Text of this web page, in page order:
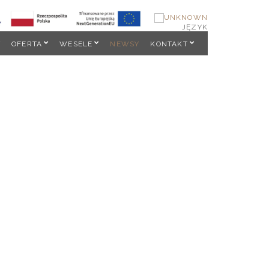
JĘZYK
OFERTA WESELE NEWSY KONTAKT